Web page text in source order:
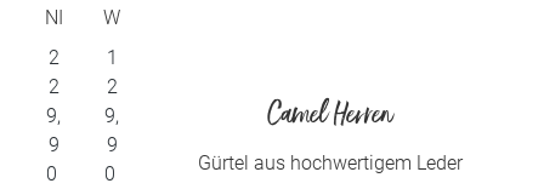
ui
ta
b
le
NI
C
K
2
2
9,
9
0
ui
ta
b
le
W
E
S
L
E
Y
1
2
9,
9
0
Camel Herren
Gürtel aus hochwertigem Leder